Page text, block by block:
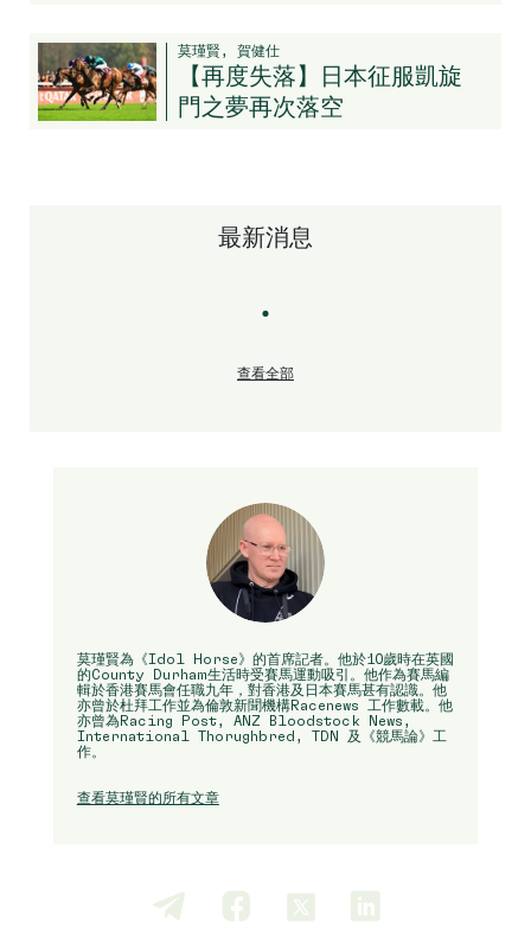
最新消息
查看全部
莫瑾賢, 賀健仕
【再度失落】日本征服凱旋
門之夢再次落空
莫瑾賢為《Idol Horse》的首席記者。他於10歲時在英國
的County Durham生活時受賽馬運動吸引。他作為賽馬編
輯於香港賽馬會任職九年，對香港及日本賽馬甚有認識。他
亦曾於杜拜工作並為倫敦新聞機構Racenews 工作數載。他
亦曾為Racing Post, ANZ Bloodstock News,
International Thorughbred, TDN 及《競馬論》工
作。
查看莫瑾賢的所有文章